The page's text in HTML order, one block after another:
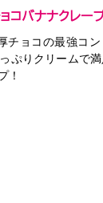
コバナナクレー
チョコの最強コン
ぷりクリームで
！